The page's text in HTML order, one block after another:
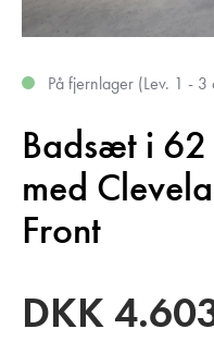
På fjernlager (Lev. 1 -
Badsæt i 62
med
Front
DKK